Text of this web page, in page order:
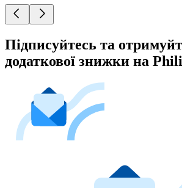
Підписуйтесь та
додаткової знижки на